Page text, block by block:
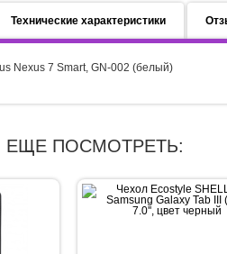
Технические характеристики
Nexus 7 Smart, GN-002 (белый)
ПОСМОТРЕТЬ: